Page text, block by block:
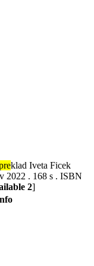
klad Iveta Ficek
2022 . 168 s . ISBN
2]